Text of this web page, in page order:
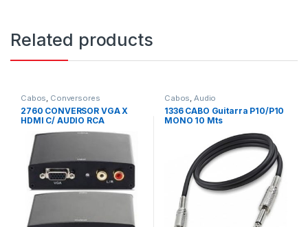
Related products
Cabos, Conversores
2760 CONVERSOR VGA X
HDMI C/ AUDIO RCA
Cabos,Audio
1336 CABO Guitarra P10/P10
MONO 10 Mts